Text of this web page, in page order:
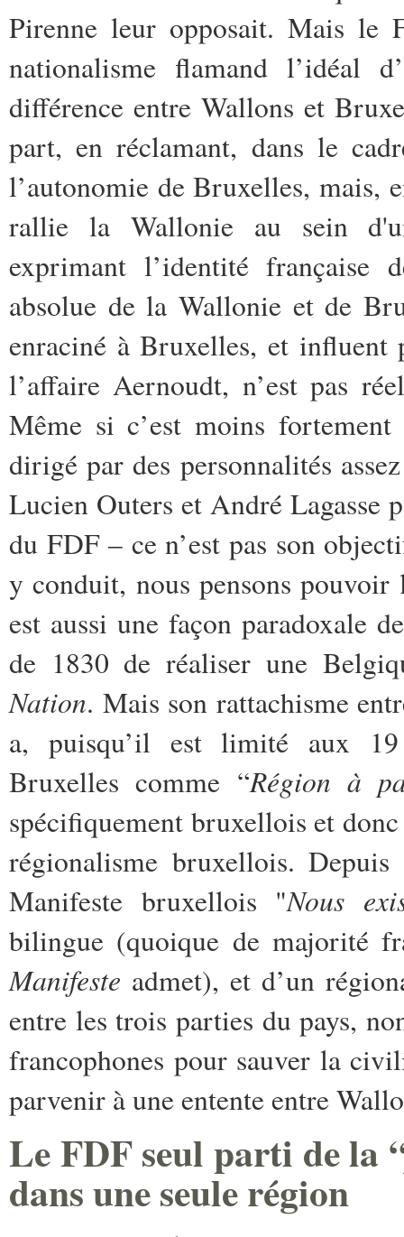
Pirenne leur opposait. Mais le
nationalisme flamand l’idéal
différence entre Wallons et
part, en réclamant, dans le
l’autonomie de Bruxelles, mais,
rallie la Wallonie au sein
exprimant l’identité française
absolue de la Wallonie et de
enraciné à Bruxelles, et influent
l’affaire Aernoudt, n’est pas
Même si c’est moins
dirigé par des personnalités
Lucien Outers et André Lagasse
du FDF – ce n’est pas son
y conduit, nous pensons
est aussi une façon paradoxale
de 1830 de réaliser une
Nation. Mais son rattachisme
a, puisqu’il est limité aux 19
Bruxelles comme “Région à
spécifiquement bruxellois et
régionalisme bruxellois.
Manifeste bruxellois "Nous
bilingue (quoique de majorité
Manifeste admet), et d’un
entre les trois parties du pays,
francophones pour sauver la
parvenir à une entente entre
Le FDF seul parti de la
dans une seule région